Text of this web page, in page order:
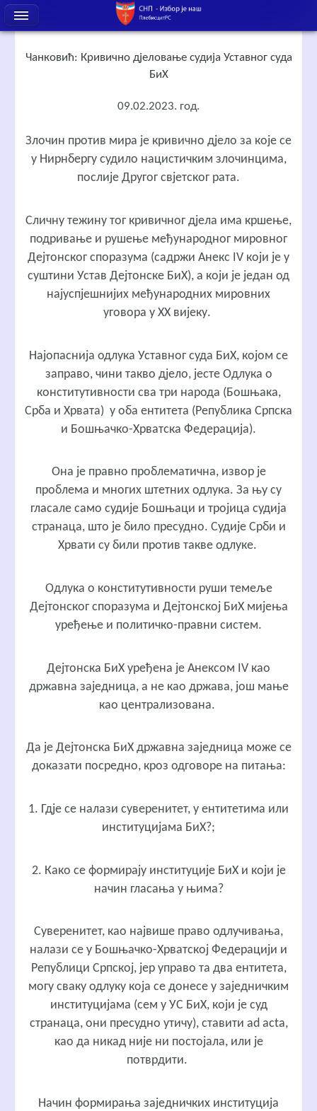
Чанковић: Кривично дјеловање судија Уставног суда
БиХ
09.02.2023. год.
Злочин против мира је кривично дјело за које се
у Нирнбергу судило нацистичким злочинцима,
послије Другог свјетског рата.
Сличну тежину тог кривичног дјела има кршење,
подривање и рушење међународног мировног
Дејтонског споразума (садржи Анекс IV који је у
суштини Устав Дејтонске БиХ), а који је један од
најуспјешнијих међународних мировних
уговора у XX вијеку.
Најопаснија одлука Уставног суда БиХ, којом се
заправо, чини такво дјело, јесте Одлука о
конститутивности сва три народа (Бошњака,
Срба и Хрвата) у оба ентитета (Република Српска
и Бошњачко-Хрватска Федерација).
Она је правно проблематична, извор је
проблема и многих штетних одлука. За њу су
гласале само судије Бошњаци и тројица судија
странаца, што је било пресудно. Судије Срби и
Хрвати су били против такве одлуке.
Одлука о конститутивности руши темеље
Дејтонског споразума и Дејтонској БиХ мијења
уређење и политичко-правни систем.
Дејтонска БиХ уређена је Анексом IV као
државна заједница, а не као држава, још мање
као централизована.
Да је Дејтонска БиХ државна заједница може се
доказати посредно, кроз одговоре на питања:
1. Гдје се налази суверенитет, у ентитетима или
институцијама БиХ?;
2. Како се формирају институције БиХ и који је
начин гласања у њима?
Суверенитет, као највише право одлучивања,
налази се у Бошњачко-Хрватској Федерацији и
Републици Српској, јер управо та два ентитета,
могу сваку одлуку која се донесе у заједничким
институцијама (сем у УС БиХ, који је суд
странаца, они пресудно утичу), ставити ad acta,
као да никад није ни постојала, или је
потврдити.
Начин формирања заједничких институција